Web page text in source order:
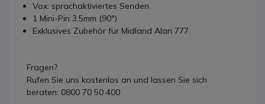
Vox: sprachaktiviertes Senden
1 Mini-Pin 3,5mm (90°)
Exklusives Zubehör für Midland Alan 777
Fragen?
Rufen Sie uns kostenlos an und lassen Sie sich
beraten: 0800 70 50 400